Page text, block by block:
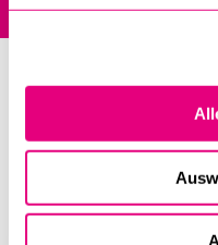
Kontakt
ZEIGE
DAS
ZENTRALE
DAS
%1$S